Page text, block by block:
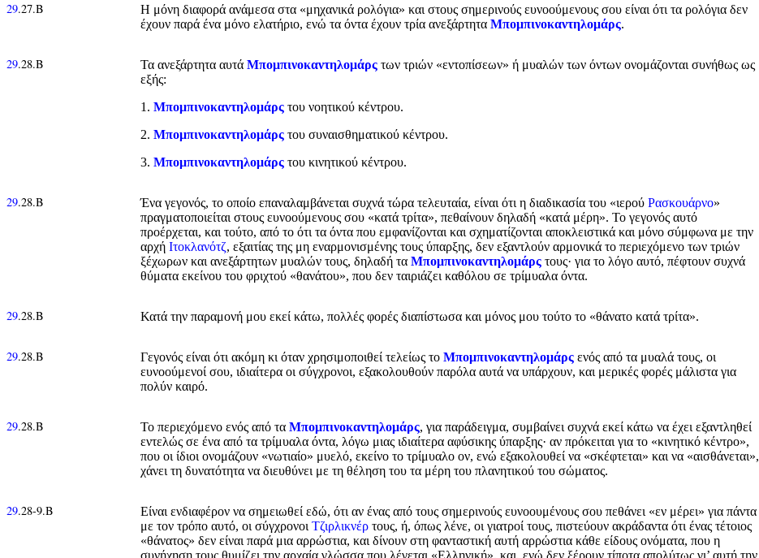
29.27.Β
Η μόνη διαφορά ανάμεσα στα «μηχανικά ρολόγια» και στους σημερινούς ευνοούμενους σου είναι ότι τα ρολόγια δεν
έχουν παρά ένα μόνο ελατήριο, ενώ τα όντα έχουν τρία ανεξάρτητα Μπομπινοκαντηλομάρς.
29.28.Β Τα ανεξάρτητα αυτά Μπομπινοκαντηλομάρς των τριών «εντοπίσεων» ή μυαλών των όντων ονομάζονται συνήθως ως
εξής:
1. Μπομπινοκαντηλομάρς του νοητικού κέντρου.
2. Μπομπινοκαντηλομάρς του συναισθηματικού κέντρου.
3. Μπομπινοκαντηλομάρς του κινητικού κέντρου.
29.28.Β Ένα γεγονός, το οποίο επαναλαμβάνεται συχνά τώρα τελευταία, είναι ότι η διαδικασία του «ιερού Ρασκουάρνο»
πραγματοποιείται στους ευνοούμενους σου «κατά τρίτα», πεθαίνουν δηλαδή «κατά μέρη». Το γεγονός αυτό
προέρχεται, και τούτο, από το ότι τα όντα που εμφανίζονται και σχηματίζονται αποκλειστικά και μόνο σύμφωνα με την
αρχή Ιτοκλανότζ, εξαιτίας της μη εναρμονισμένης τους ύπαρξης, δεν εξαντλούν αρμονικά το περιεχόμενο των τριών
ξέχωρων και ανεξάρτητων μυαλών τους, δηλαδή τα Μπομπινοκαντηλομάρς τους· για το λόγο αυτό, πέφτουν συχνά
θύματα εκείνου του φριχτού «θανάτου», που δεν ταιριάζει καθόλου σε τρίμυαλα όντα.
29.28.Β Κατά την παραμονή μου εκεί κάτω, πολλές φορές διαπίστωσα και μόνος μου τούτο το «θάνατο κατά τρίτα».
29.28.Β Γεγονός είναι ότι ακόμη κι όταν χρησιμοποιθεί τελείως το Μπομπινοκαντηλομάρς ενός από τα μυαλά τους, οι
ευνοούμενοί σου, ιδιαίτερα οι σύγχρονοι, εξακολουθούν παρόλα αυτά να υπάρχουν, και μερικές φορές μάλιστα για
πολύν καιρό.
29.28.Β Το περιεχόμενο ενός από τα Μπομπινοκαντηλομάρς, για παράδειγμα, συμβαίνει συχνά εκεί κάτω να έχει εξαντληθεί
εντελώς σε ένα από τα τρίμυαλα όντα, λόγω μιας ιδιαίτερα αφύσικης ύπαρξης· αν πρόκειται για το «κινητικό κέντρο»,
που οι ίδιοι ονομάζουν «νωτιαίο» μυελό, εκείνο το τρίμυαλο ον, ενώ εξακολουθεί να «σκέφτεται» και να «αισθάνεται»,
χάνει τη δυνατότητα να διευθύνει με τη θέληση του τα μέρη του πλανητικού του σώματος.
29.28-9.Β
Είναι ενδιαφέρον να σημειωθεί εδώ, ότι αν ένας από τους σημερινούς ευνοουμένους σου πεθάνει «εν μέρει» για πάντα
με τον τρόπο αυτό, οι σύγχρονοι Τζιρλικνέρ τους, ή, όπως λένε, οι γιατροί τους, πιστεύουν ακράδαντα ότι ένας τέτοιος
«θάνατος» δεν είναι παρά μια αρρώστια, και δίνουν στη φανταστική αυτή αρρώστια κάθε είδους ονόματα, που η
συνήχηση τους θυμίζει την αρχαία γλώσσα που λέγεται «Ελληνική», και, ενώ δεν ξέρουν τίποτα απολύτως γι’ αυτή την